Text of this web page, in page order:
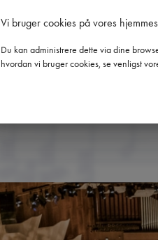
Vi bruger cookies på vores
Du kan administrere dette via dine
hvordan vi bruger cookies, se venligst